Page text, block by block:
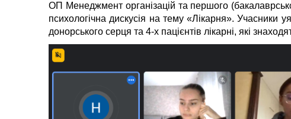
ОП Менеджмент організацій та першого
психологічна дискусія на тему «Лікарня». Учасники
донорського серця та 4-х пацієнтів лікарні, які